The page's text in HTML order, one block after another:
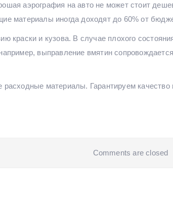
аэрография на авто не может стоит
материалы иногда доходят до 60% от
краски и кузова. В случае плохого
выправление вмятин
расходные материалы. Гарантируем
Comments are closed